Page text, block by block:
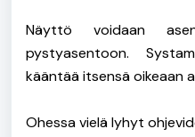
Näyttö voidaan
pystyasentoon.
kääntää itsensä oikeaan
Ohessa vielä lyhyt